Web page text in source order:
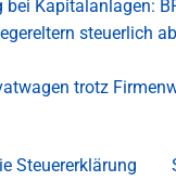
bei Kapitalanlagen:
steuerlich
trotz
Steuererklärung